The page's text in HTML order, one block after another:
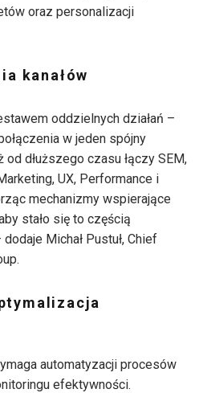
oraz personalizacji
kanałów
oddzielnych działań –
w jeden spójny
od dłuższego czasu łączy SEM,
UX, Performance i
mechanizmy wspierające
stało się to częścią
Michał Pustuł, Chief
automatyzacji procesów
efektywności.